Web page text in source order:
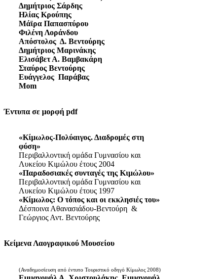
Δημήτριος Σάρδης
Ηλίας Κρούπης
Μάϊρα Παπασπύρου
Φιλένη Λοράνδου
Απόστολος Δ. Βεντούρης
Δημήτριος Μαρινάκης
Ελισάβετ Α. Βαμβακάρη
Σταύρος Βεντούρης
Ευάγγελος Παράβας
Mom
Έντυπα σε μορφή pdf
«Κίμωλος-Πολύαιγος. Διαδρομές στη
φύση»
Περιβαλλοντική ομάδα Γυμνασίου και
Λυκείου Κιμώλου έτους 2004
«Παραδοσιακές συνταγές της Κιμώλου»
Περιβαλλοντική ομάδα Γυμνασίου και
Λυκείου Κιμώλου έτους 1997
«Κίμωλος: Ο τόπος και οι εκκλησιές του»
Δέσποινα Αθανασιάδου-Βεντούρη &
Γεώργιος Αντ. Βεντούρης
Κείμενα Λαογραφικού Μουσείου
(Αναδημοσίευση από έντυπο Τουριστικό οδηγό Κίμωλος 2008)